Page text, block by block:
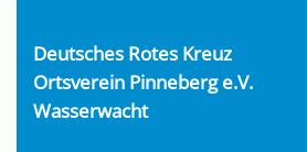
Deutsches Rotes Kreuz
Ortsverein Pinneberg e.V.
Wasserwacht